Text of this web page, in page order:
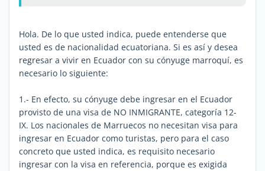
Hola. De lo que usted indica, puede entenderse que
usted es de nacionalidad ecuatoriana. Si es así y desea
regresar a vivir en Ecuador con su cónyuge marroquí, es
necesario lo siguiente:
1.- En efecto, su cónyuge debe ingresar en el Ecuador
provisto de una visa de NO INMIGRANTE, categoría 12-
IX. Los nacionales de Marruecos no necesitan visa para
ingresar en Ecuador como turistas, pero para el caso
concreto que usted indica, es requisito necesario
ingresar con la visa en referencia, porque es exigida